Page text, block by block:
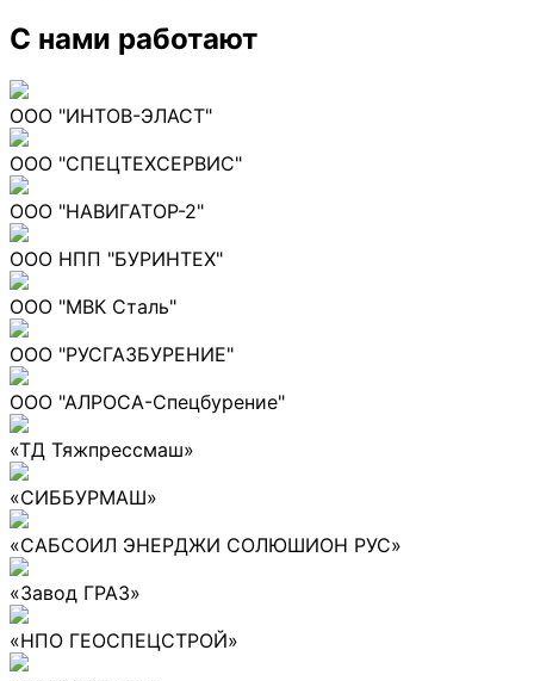
С нами работают
ООО "ИНТОВ-ЭЛАСТ"
ООО "СПЕЦТЕХСЕРВИС"
ООО "НАВИГАТОР-2"
ООО НПП "БУРИНТЕХ"
ООО "МВК Сталь"
ООО "РУСГАЗБУРЕНИЕ"
ООО "АЛРОСА-Спецбурение"
«ТД Тяжпрессмаш»
«СИББУРМАШ»
«САБСОИЛ ЭНЕРДЖИ СОЛЮШИОН РУС»
«Завод ГРАЗ»
«НПО ГЕОСПЕЦСТРОЙ»